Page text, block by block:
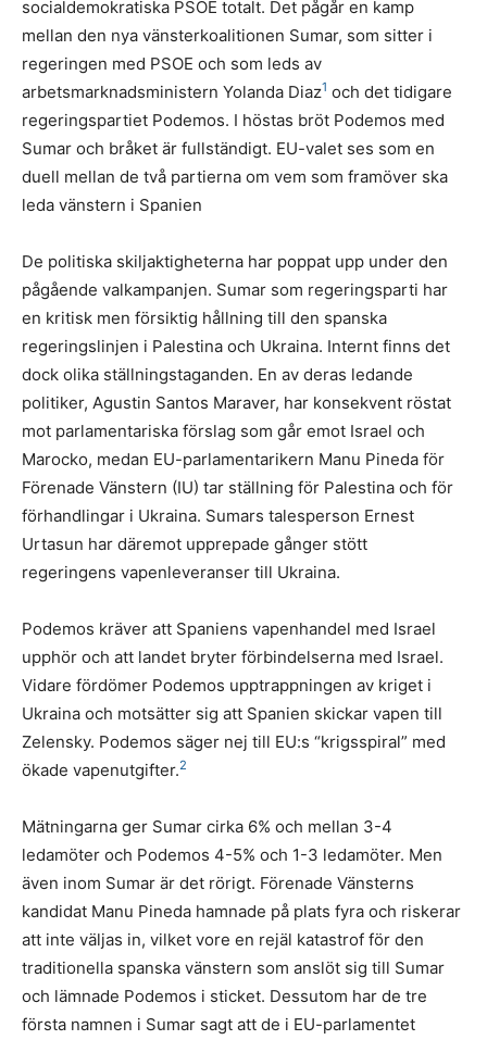
socialdemokratiska PSOE totalt. Det pågår en kamp
mellan den nya vänsterkoalitionen Sumar, som sitter i
regeringen med PSOE och som leds av
arbetsmarknadsministern Yolanda Diaz1 och det tidigare
regeringspartiet Podemos. I höstas bröt Podemos med
Sumar och bråket är fullständigt. EU-valet ses som en
duell mellan de två partierna om vem som framöver ska
leda vänstern i Spanien
De politiska skiljaktigheterna har poppat upp under den
pågående valkampanjen. Sumar som regeringsparti har
en kritisk men försiktig hållning till den spanska
regeringslinjen i Palestina och Ukraina. Internt finns det
dock olika ställningstaganden. En av deras ledande
politiker, Agustin Santos Maraver, har konsekvent röstat
mot parlamentariska förslag som går emot Israel och
Marocko, medan EU-parlamentarikern Manu Pineda för
Förenade Vänstern (IU) tar ställning för Palestina och för
förhandlingar i Ukraina. Sumars talesperson Ernest
Urtasun har däremot upprepade gånger stött
regeringens vapenleveranser till Ukraina.
Podemos kräver att Spaniens vapenhandel med Israel
upphör och att landet bryter förbindelserna med Israel.
Vidare fördömer Podemos upptrappningen av kriget i
Ukraina och motsätter sig att Spanien skickar vapen till
Zelensky. Podemos säger nej till EU:s “krigsspiral” med
ökade vapenutgifter.2
Mätningarna ger Sumar cirka 6% och mellan 3-4
ledamöter och Podemos 4-5% och 1-3 ledamöter. Men
även inom Sumar är det rörigt. Förenade Vänsterns
kandidat Manu Pineda hamnade på plats fyra och riskerar
att inte väljas in, vilket vore en rejäl katastrof för den
traditionella spanska vänstern som anslöt sig till Sumar
och lämnade Podemos i sticket. Dessutom har de tre
första namnen i Sumar sagt att de i EU-parlamentet